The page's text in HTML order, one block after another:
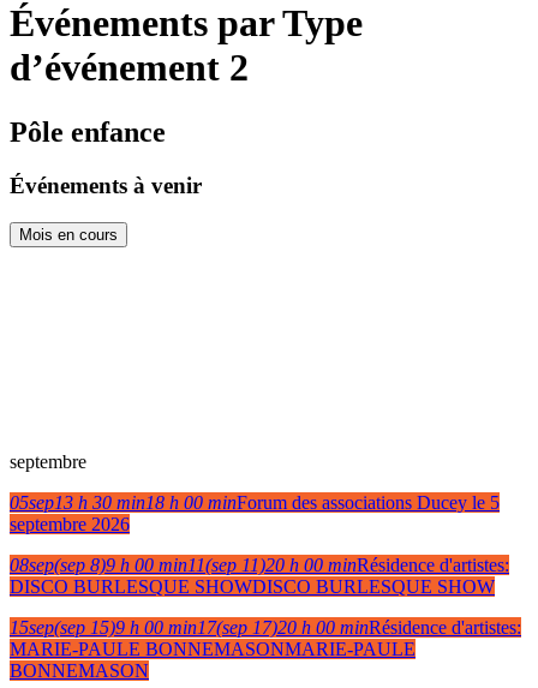
Événements par Type
d’événement 2
Pôle enfance
Événements à venir
Mois en cours
septembre
05sep13 h 30 min18 h 00 minForum des associations Ducey le 5
septembre 2026
08sep(sep 8)9 h 00 min11(sep 11)20 h 00 minRésidence d'artistes:
DISCO BURLESQUE SHOWDISCO BURLESQUE SHOW
15sep(sep 15)9 h 00 min17(sep 17)20 h 00 minRésidence d'artistes:
MARIE-PAULE BONNEMASONMARIE-PAULE
BONNEMASON